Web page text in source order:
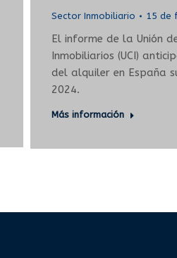
Sector Inmobiliario 15 de
El informe de la Unión
Inmobiliarios (UCI)
del alquiler en España
2024.
Más información